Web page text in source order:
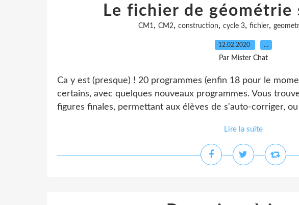
Le fichier de géométrie
CM1, CM2, construction, cycle 3, fichier,
12.02.2020 …
Par Mister Chat
Ca y est (presque) ! 20 programmes (enfin 18 pour le
certains, avec quelques nouveaux programmes. Vous
figures finales, permettant aux élèves de s'auto-corriger,
Lire la suite